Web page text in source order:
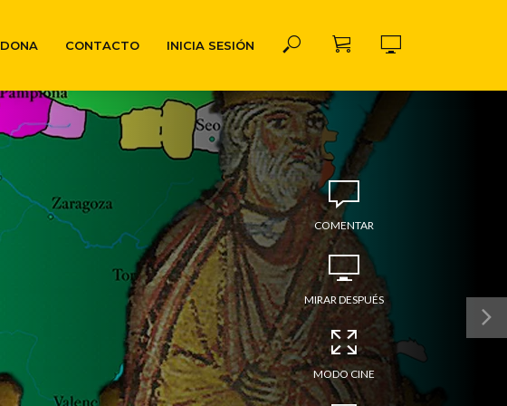
DONA CONTACTO INICIA SESIÓN
COMENTAR
MIRAR DESPUÉS
MODO CINE